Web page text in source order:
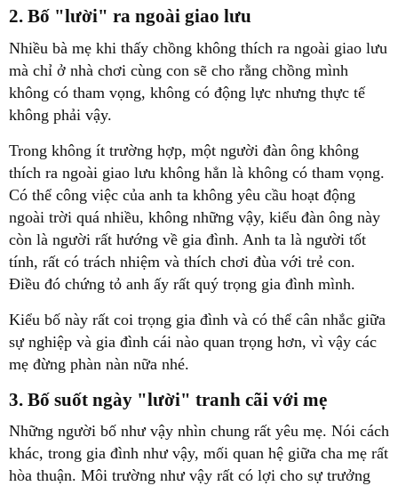
2. Bố "lười" ra ngoài giao lưu
Nhiều bà mẹ khi thấy chồng không thích ra ngoài giao lưu
mà chỉ ở nhà chơi cùng con sẽ cho rằng chồng mình
không có tham vọng, không có động lực nhưng thực tế
không phải vậy.
Trong không ít trường hợp, một người đàn ông không
thích ra ngoài giao lưu không hẳn là không có tham vọng.
Có thể công việc của anh ta không yêu cầu hoạt động
ngoài trời quá nhiều, không những vậy, kiểu đàn ông này
còn là người rất hướng về gia đình. Anh ta là người tốt
tính, rất có trách nhiệm và thích chơi đùa với trẻ con.
Điều đó chứng tỏ anh ấy rất quý trọng gia đình mình.
Kiểu bố này rất coi trọng gia đình và có thể cân nhắc giữa
sự nghiệp và gia đình cái nào quan trọng hơn, vì vậy các
mẹ đừng phàn nàn nữa nhé.
3. Bố suốt ngày "lười" tranh cãi với mẹ
Những người bố như vậy nhìn chung rất yêu mẹ. Nói cách
khác, trong gia đình như vậy, mối quan hệ giữa cha mẹ rất
hòa thuận. Môi trường như vậy rất có lợi cho sự trưởng